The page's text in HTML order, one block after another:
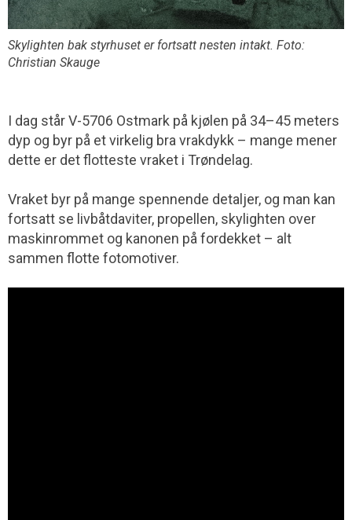
Skylighten bak styrhuset er fortsatt nesten intakt. Foto:
Christian Skauge
I dag står V-5706 Ostmark på kjølen på 34–45 meters
dyp og byr på et virkelig bra vrakdykk – mange mener
dette er det flotteste vraket i Trøndelag.
Vraket byr på mange spennende detaljer, og man kan
fortsatt se livbåtdaviter, propellen, skylighten over
maskinrommet og kanonen på fordekket – alt
sammen flotte fotomotiver.